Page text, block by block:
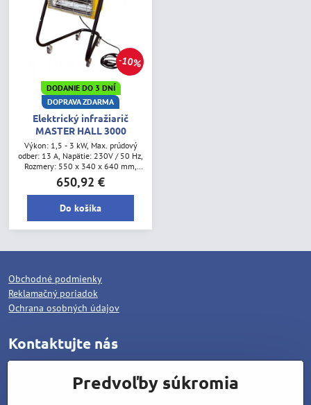
10%
DODANIE DO 3 DNÍ
DOPRAVA ZDARMA
Elektrický infražiarič
MASTER HALL 3000
Výkon: 1,5 - 3 kW, Max. prúdový
odber: 13 A, Napätie: 230V / 50 Hz,
Rozmery: 550 x 340 x 640 mm,
Hmotnosť: 12 kg
650,92 €
Do košíka
Obchodné podmienky
Reklamačný poriadok
Ochrana osobných údajov
Kontaktujte nás
Pod dráhami 1378/25Predvoľby súkromia